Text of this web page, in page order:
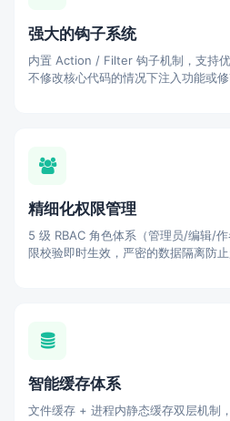
强大的钩子系统
内置 Action / Filter 钩子机制，支持
不修改核心代码的情况下注入功能或
精细化权限管理
5 级 RBAC 角色体系（管理员/编辑/
限校验即时生效，严密的数据隔离防止
智能缓存体系
文件缓存 + 进程内静态缓存双层机制